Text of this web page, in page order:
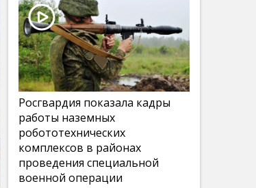
Росгвардия показала кадры
работы наземных
робототехнических
комплексов в районах
проведения специальной
военной операции